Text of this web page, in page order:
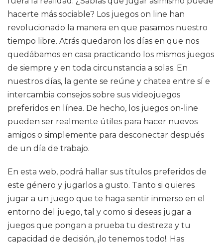
hacerte más sociable? Los juegos on line han
revolucionado la manera en que pasamos nuestro
tiempo libre. Atrás quedaron los días en que nos
quedábamos en casa practicando los mismos juegos
de siempre y en toda circunstancia a solas. En
nuestros días, la gente se reúne y chatea entre sí e
intercambia consejos sobre sus videojuegos
preferidos en línea. De hecho, los juegos on-line
pueden ser realmente útiles para hacer nuevos
amigos o simplemente para desconectar después
de un día de trabajo.
En esta web, podrá hallar sus títulos preferidos de
este género y jugarlos a gusto. Tanto si quieres
jugar a un juego que te haga sentir inmerso en el
entorno del juego, tal y como si deseas jugar a
juegos que pongan a prueba tu destreza y tu
capacidad de decisión, ¡lo tenemos todo!. Has